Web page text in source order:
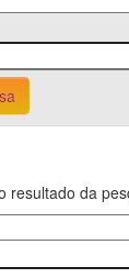
resultado da